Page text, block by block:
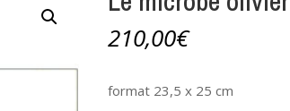
210,00€
format 23,5 x 25 cm